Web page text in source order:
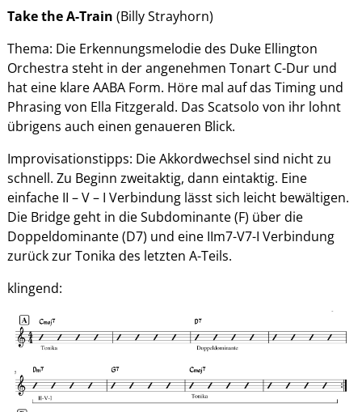
Take the A-Train (Billy Strayhorn)
Thema: Die Erkennungsmelodie des Duke Ellington
Orchestra steht in der angenehmen Tonart C-Dur und
hat eine klare AABA Form. Höre mal auf das Timing und
Phrasing von Ella Fitzgerald. Das Scatsolo von ihr lohnt
übrigens auch einen genaueren Blick.
Improvisationstipps: Die Akkordwechsel sind nicht zu
schnell. Zu Beginn zweitaktig, dann eintaktig. Eine
einfache II – V – I Verbindung lässt sich leicht bewältigen.
Die Bridge geht in die Subdominante (F) über die
Doppeldominante (D7) und eine IIm7-V7-I Verbindung
zurück zur Tonika des letzten A-Teils.
klingend: